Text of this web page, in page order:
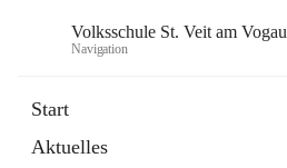
Volksschule St. Veit am Vogau
Navigation
Start
Aktuelles